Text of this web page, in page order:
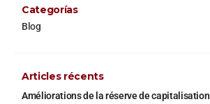
Categorías
Blog
Articles récents
Améliorations de la réserve de capitalisation